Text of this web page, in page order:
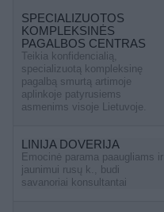
SPECIALIZUOTOS
KOMPLEKSINĖS
PAGALBOS CENTRAS
Teikia konfidencialią,
specializuotą kompleksinę
pagalbą smurtą artimoje
aplinkoje patyrusiems
asmenims visoje Lietuvoje.
LINIJA DOVERIJA
Emocinė parama paaugliams ir
jaunimui rusų k., budi
savanoriai konsultantai